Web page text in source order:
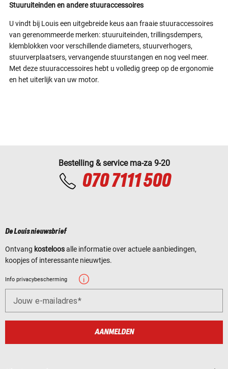
Stuuruiteinden en andere stuuraccessoires
U vindt bij Louis een uitgebreide keus aan fraaie stuuraccessoires
van gerenommeerde merken: stuuruiteinden, trillingsdempers,
klemblokken voor verschillende diameters, stuurverhogers,
stuurverplaatsers, vervangende stuurstangen en nog veel meer.
Met deze stuuraccessoires hebt u volledig greep op de ergonomie
en het uiterlijk van uw motor.
Bestelling & service ma-za 9-20
070 7111 500
De Louis nieuwsbrief
Ontvang kosteloosalle informatie over actuele aanbiedingen,
koopjes of interessante nieuwtjes.
Info privacybescherming
Jouw e-mailadres
AANMELDEN